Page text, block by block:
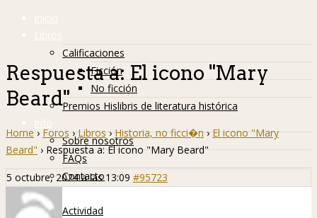
Inicio
Libros
Calificaciones
Ficción
No ficción
Premios Hislibris de literatura histórica
Info
Sobre nosotros
FAQs
Contacto
Hislibreños
Actividad
Respuesta a: El icono "Mary
Beard"
Home › Foros › Libros › Historia, no ficci�n › El icono "Mary
Beard" › Respuesta a: El icono "Mary Beard"
5 octubre, 2024 a las 13:09 #95723